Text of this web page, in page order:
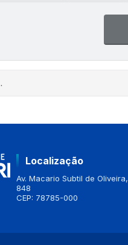
.
Localização
Av. Macario Subtil de Oliveira,
848
CEP: 78785-000